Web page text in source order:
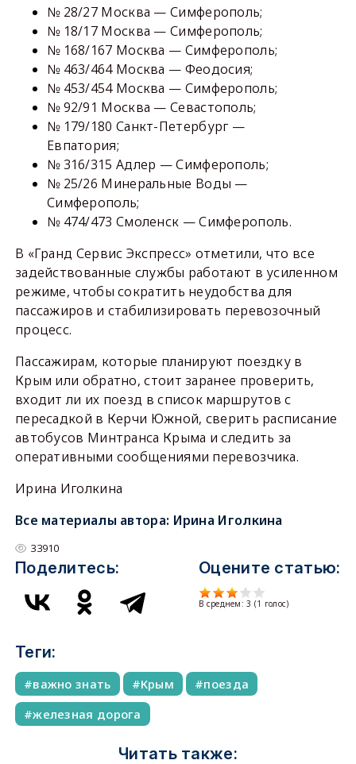
№ 28/27 Москва — Симферополь;
№ 18/17 Москва — Симферополь;
№ 168/167 Москва — Симферополь;
№ 463/464 Москва — Феодосия;
№ 453/454 Москва — Симферополь;
№ 92/91 Москва — Севастополь;
№ 179/180 Санкт-Петербург —
Евпатория;
№ 316/315 Адлер — Симферополь;
№ 25/26 Минеральные Воды —
Симферополь;
№ 474/473 Смоленск — Симферополь.
В «Гранд Сервис Экспресс» отметили, что все
задействованные службы работают в усиленном
режиме, чтобы сократить неудобства для
пассажиров и стабилизировать перевозочный
процесс.
Пассажирам, которые планируют поездку в
Крым или обратно, стоит заранее проверить,
входит ли их поезд в список маршрутов с
пересадкой в Керчи Южной, сверить расписание
автобусов Минтранса Крыма и следить за
оперативными сообщениями перевозчика.
Ирина Иголкина
Все материалы автора: Ирина Иголкина
33910
Поделитесь: Оцените статью:
В среднем:3 (1 голос)
Теги:
важно знать Крым
поезда
железная дорога
Читать также: